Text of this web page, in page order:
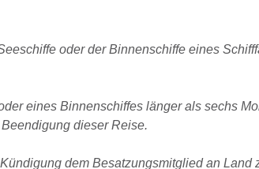
oder der Binnenschiffe eines
eines Binnenschiffes länger als sechs
dieser Reise.
dem Besatzungsmitglied an Land